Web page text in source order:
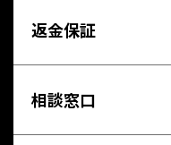
返金保証
相談窓口